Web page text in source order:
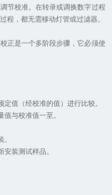
节校准。在转录或调换数字过程
程，都无需移动灯管或过滤器。
正是一个多阶段步骤，它必须使
定值（经校准的值）进行比较。
值与校准值一至。
安装测试样品。